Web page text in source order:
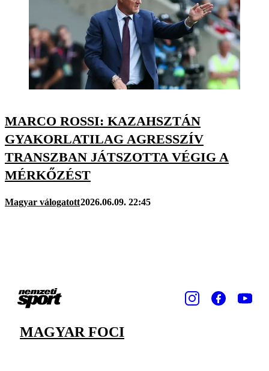
MARCO ROSSI: KAZAHSZTÁN
GYAKORLATILAG AGRESSZÍV
TRANSZBAN JÁTSZOTTA VÉGIG A
MÉRKŐZÉST
Magyar válogatott2026.06.09. 22:45
MAGYAR FOCI